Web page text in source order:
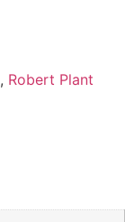
, Robert Plant